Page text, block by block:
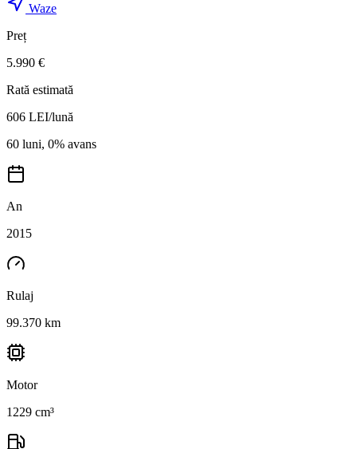
Waze
Preț
5.990 €
Rată estimată
606 LEI/lună
60 luni, 0% avans
An
2015
Rulaj
99.370 km
Motor
1229 cm³